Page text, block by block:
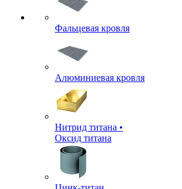
Фальцевая кровля
Алюминиевая кровля
Нитрид титана •
Оксид титана